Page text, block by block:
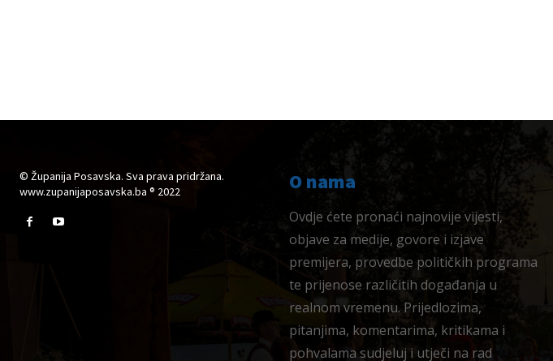
© Županija Posavska. Sva prava pridržana.
www.zupanijaposavska.ba ® 2022
O nama
Ovdje ćete pronaći najnovije vijesti,
objave za medije, govore i izjave
premijera, provedbe političkih programa
te prijenose različitih događanja u
realnom vremenu. Prijedlozima,
pitanjima, komentarima, kritikama i
pohvalama sudjeluj i utječi na rad